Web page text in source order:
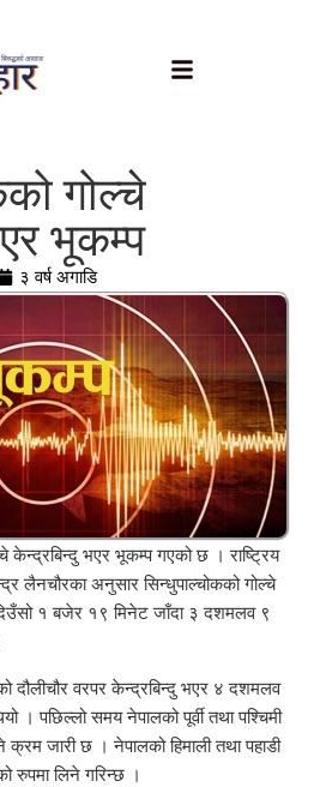
गोल्चे
भूकम्प
३ वर्ष अगाडि
केन्द्रबिन्दु भएर भूकम्प गएको छ । राष्ट्रिय
लैनचौरका अनुसार सिन्धुपाल्चोकको गोल्चे
१ बजेर १९ मिनेट जाँदा ३ दशमलव ९
वरपर केन्द्रबिन्दु भएर ४ दशमलव
। पछिल्लो समय नेपालको पूर्वी तथा पश्चिमी
जारी छ । नेपालको हिमाली तथा पहाडी
रुपमा लिने गरिन्छ ।